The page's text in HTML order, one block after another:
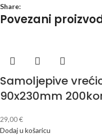
Share:
Povezani
Samoljepive
90x230mm
29,00€
Dodaj u košaricu